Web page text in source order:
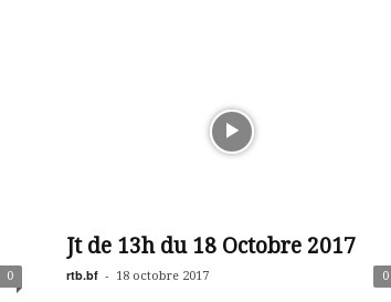
0
Jt de 13h du 18 Octobre 2017
rtb.bf - 18 octobre 2017 0